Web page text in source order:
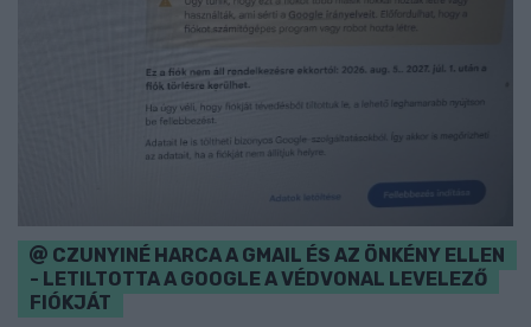
CZUNYINÉ HARCA A GMAIL ÉS AZ ÖNKÉNY ELLEN
- LETILTOTTA A GOOGLE A VÉDVONAL LEVELEZŐ
FIÓKJÁT